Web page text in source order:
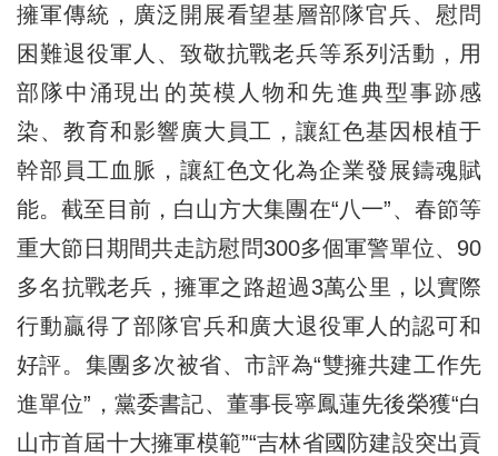
擁軍傳統，廣泛開展看望基層部隊官兵、慰問
困難退役軍人、致敬抗戰老兵等系列活動，用
部隊中涌現出的英模人物和先進典型事跡感
染、教育和影響廣大員工，讓紅色基因根植于
幹部員工血脈，讓紅色文化為企業發展鑄魂賦
能。截至目前，白山方大集團在“八一”、春節等
重大節日期間共走訪慰問300多個軍警單位、90
多名抗戰老兵，擁軍之路超過3萬公里，以實際
行動贏得了部隊官兵和廣大退役軍人的認可和
好評。集團多次被省、市評為“雙擁共建工作先
進單位”，黨委書記、董事長寧鳳蓮先後榮獲“白
山市首屆十大擁軍模範”“吉林省國防建設突出貢